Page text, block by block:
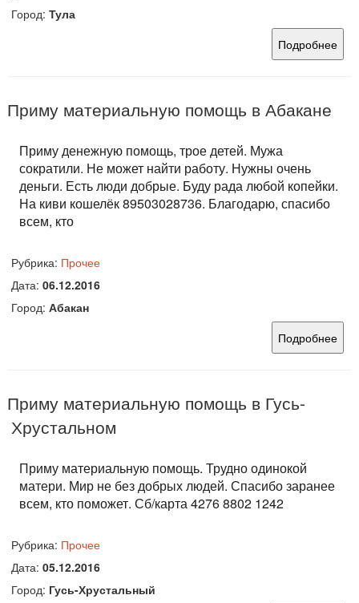
Город: Тула
Подробнее
Приму материальную помощь в Абакане
Приму денежную помощь, трое детей. Мужа
сократили. Не может найти работу. Нужны очень
деньги. Есть люди добрые. Буду рада любой копейки.
На киви кошелёк 89503028736. Благодарю, спасибо
всем, кто
Рубрика: Прочее
Дата: 06.12.2016
Город: Абакан
Подробнее
Приму материальную помощь в Гусь-
Хрустальном
Приму материальную помощь. Трудно одинокой
матери. Мир не без добрых людей. Спасибо заранее
всем, кто поможет. Сб/карта 4276 8802 1242
Рубрика: Прочее
Дата: 05.12.2016
Город: Гусь-Хрустальный